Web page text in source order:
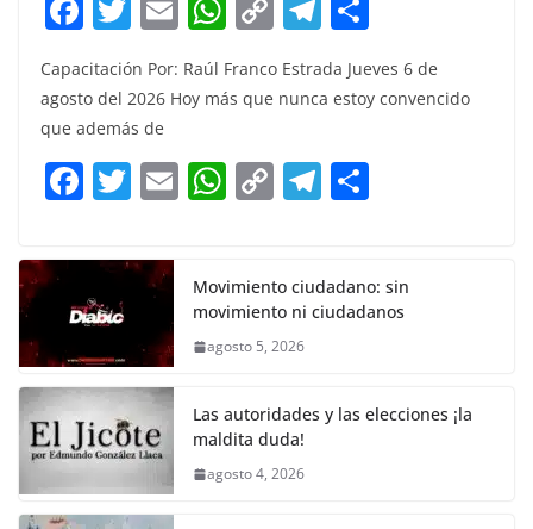
F
a
c
e
b
o
k
T
itt
er
E
m
ai
W
at
A
p
C
p
Li
n
T
el
e
a
m
ar
e
Capacitación Por: Raúl Franco Estrada Jueves 6 de
agosto del 2026 Hoy más que nunca estoy convencido
que además de
F
c
e
b
o
o
k
T
itt
er
E W
s
A
p
C
y
Li
k
T
gr
a
e
Movimiento ciudadano: sin
movimiento ni ciudadanos
agosto 5, 2026
Las autoridades y las elecciones ¡la
maldita duda!
agosto 4, 2026